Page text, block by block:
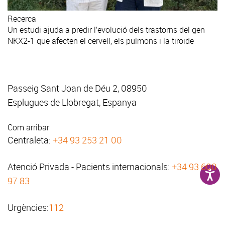
Recerca
Un estudi ajuda a predir l’evolució dels trastorns del gen
NKX2-1 que afecten el cervell, els pulmons i la tiroide
Passeig Sant Joan de Déu 2, 08950
Esplugues de Llobregat, Espanya
Com arribar
Centraleta: +34 93 253 21 00
Atenció Privada - Pacients internacionals: +34 93 600
97 83
Urgències:112